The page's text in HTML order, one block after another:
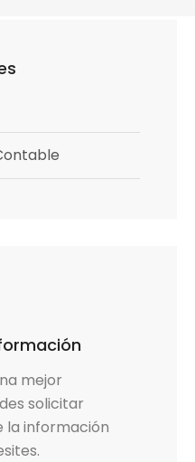
mejor
solicitar
la información